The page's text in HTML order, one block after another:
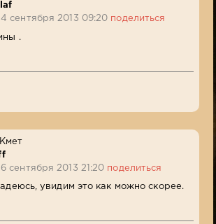
4 сентября 2013 09:20 поделиться
.
Кмет
6 сентября 2013 21:20 поделиться
увидим это как можно скорее.